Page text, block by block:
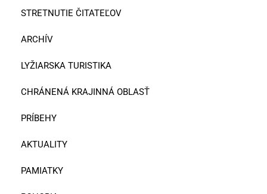
STRETNUTIE ČITATEĽOV
ARCHÍV
LYŽIARSKA TURISTIKA
CHRÁNENÁ KRAJINNÁ OBLASŤ
PRÍBEHY
AKTUALITY
PAMIATKY